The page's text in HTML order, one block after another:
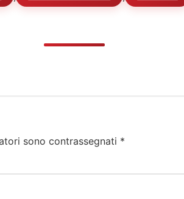
sono contrassegnati *